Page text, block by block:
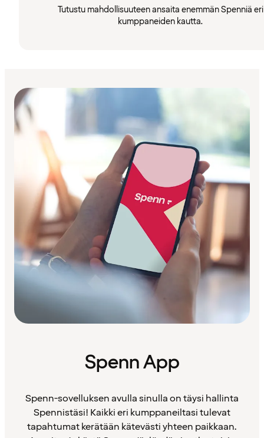
Tutustu mahdollisuuteen ansaita enemmän Spenniä eri
kumppaneiden kautta.
Spenn App
Spenn-sovelluksen avulla sinulla on täysi hallinta
Spennistäsi! Kaikki eri kumppaneiltasi tulevat
tapahtumat kerätään kätevästi yhteen paikkaan.